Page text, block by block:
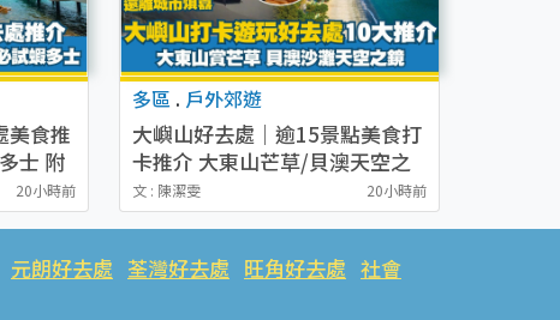
美食推
士 附
20小時前
多區 . 戶外郊遊
大嶼山好去處｜逾15景點美食打
卡推介 大東山芒草/貝澳天空之
鏡/心經簡林
文 : 陳潔雯 20小時前
元朗好去處 荃灣好去處 旺角好去處 社會